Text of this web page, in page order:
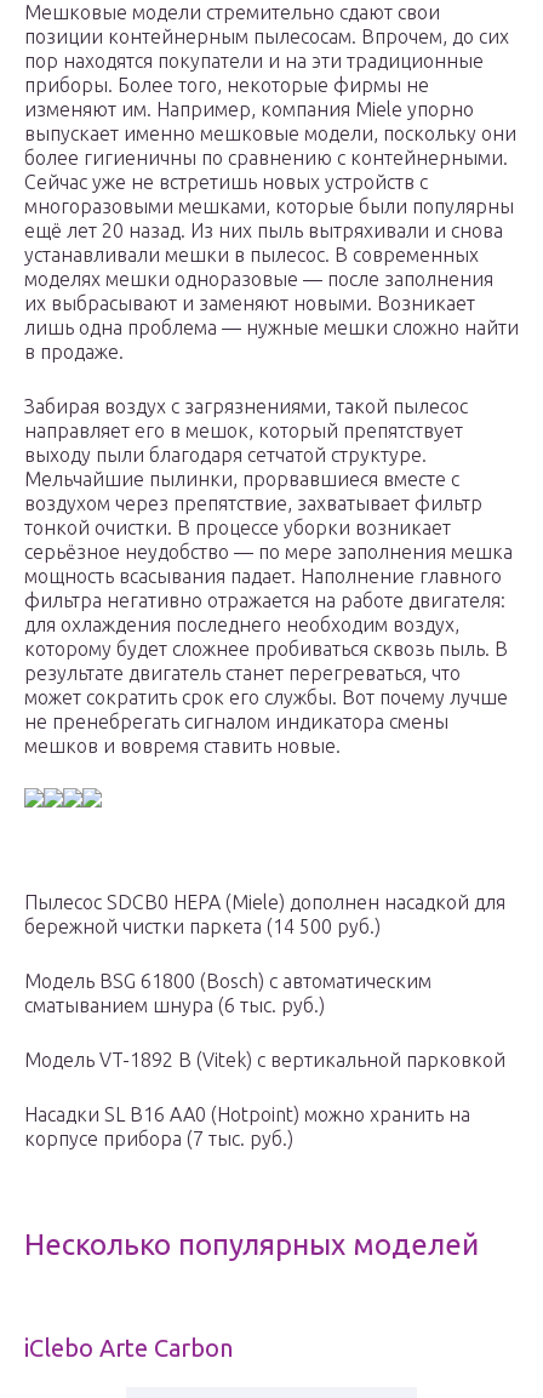
Мешковые модели стремительно сдают свои
позиции контейнерным пылесосам. Впрочем, до сих
пор находятся покупатели и на эти традиционные
приборы. Более того, некоторые фирмы не
изменяют им. Например, компания Miele упорно
выпускает именно мешковые модели, поскольку они
более гигиеничны по сравнению с контейнерными.
Сейчас уже не встретишь новых устройств с
многоразовыми мешками, которые были популярны
ещё лет 20 назад. Из них пыль вытряхивали и снова
устанавливали мешки в пылесос. В современных
моделях мешки одноразовые — после заполнения
их выбрасывают и заменяют новыми. Возникает
лишь одна проблема — нужные мешки сложно найти
в продаже.
Забирая воздух с загрязнениями, такой пылесос
направляет его в мешок, который препятствует
выходу пыли благодаря сетчатой структуре.
Мельчайшие пылинки, прорвавшиеся вместе с
воздухом через препятствие, захватывает фильтр
тонкой очистки. В процессе уборки возникает
серьёзное неудобство — по мере заполнения мешка
мощность всасывания падает. Наполнение главного
фильтра негативно отражается на работе двигателя:
для охлаждения последнего необходим воздух,
которому будет сложнее пробиваться сквозь пыль. В
результате двигатель станет перегреваться, что
может сократить срок его службы. Вот почему лучше
не пренебрегать сигналом индикатора смены
мешков и вовремя ставить новые.
Пылесос SDCB0 HEPA (Miele) дополнен насадкой для
бережной чистки паркета (14 500 руб.)
Модель BSG 61800 (Bosch) с автоматическим
сматыванием шнура (6 тыс. руб.)
Модель VT-1892 B (Vitek) с вертикальной парковкой
Насадки SL B16 AA0 (Hotpoint) можно хранить на
корпусе прибора (7 тыс. руб.)
Несколько популярных моделей
iClebo Arte Carbon